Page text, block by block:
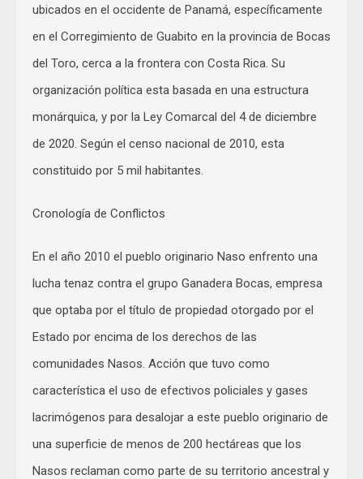
ubicados en el occidente de Panamá, específicamente
en el Corregimiento de Guabito en la provincia de Bocas
del Toro, cerca a la frontera con Costa Rica. Su
organización política esta basada en una estructura
monárquica, y por la Ley Comarcal del 4 de diciembre
de 2020. Según el censo nacional de 2010, esta
constituido por 5 mil habitantes.
Cronología de Conflictos
En el año 2010 el pueblo originario Naso enfrento una
lucha tenaz contra el grupo Ganadera Bocas, empresa
que optaba por el título de propiedad otorgado por el
Estado por encima de los derechos de las
comunidades Nasos. Acción que tuvo como
característica el uso de efectivos policiales y gases
lacrimógenos para desalojar a este pueblo originario de
una superficie de menos de 200 hectáreas que los
Nasos reclaman como parte de su territorio ancestral y